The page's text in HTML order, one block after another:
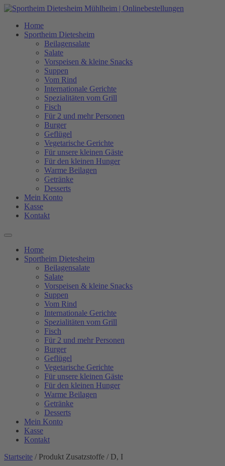
Zum
springenHome
Sportheim Dietesheim
Beilagensalate
Salate
Vorspeisen & kleine Snacks
Suppen
Vom Rind
Internationale Gerichte
Spezialitäten vom Grill
Fisch
Für 2 und mehr Personen
Burger
Geflügel
Vegetarische Gerichte
Für unsere kleinen Gäste
Für den kleinen Hunger
Warme Beilagen
Getränke
Desserts
Mein Konto
Kasse
Kontakt
Home
Sportheim Dietesheim
Beilagensalate
Salate
Vorspeisen & kleine Snacks
Suppen
Vom Rind
Internationale Gerichte
Spezialitäten vom Grill
Fisch
Für 2 und mehr Personen
Burger
Geflügel
Vegetarische Gerichte
Für unsere kleinen Gäste
Für den kleinen Hunger
Warme Beilagen
Getränke
Desserts
Mein Konto
Kasse
Kontakt
Startseite / Produkt Zusatzstoffe / D, I